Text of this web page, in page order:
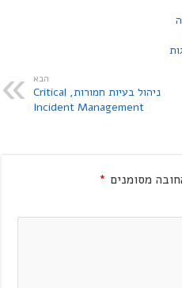
הבא
ניהול בעיות חמורות, Critical
Incident Management
מסומנים *